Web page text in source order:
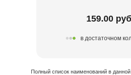
159.00
в достаточном
Полный список наименований в